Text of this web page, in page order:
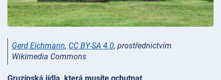
Gerd Eichmann, CC BY-SA 4.0, prostřednictvím
Wikimedia Commons
Gruzínská jídla, která musíte ochutnat